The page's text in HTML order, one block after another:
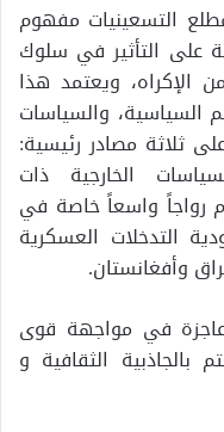
التسعينيات مفهوم
على التأثير في سلوك
من الإكراه، ويعتمد هذا
السياسية، والسياسات
ثلاثة مصادر رئيسية:
الخارجية ذات
رواجاً واسعاً خاصة في
التدخلات العسكرية
وأفغانستان.
عاجزة في مواجهة قوى
الثقافية و